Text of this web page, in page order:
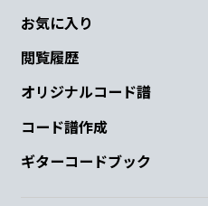
お気に入り
閲覧履歴
オリジナルコード譜
コード譜作成
ギターコードブック